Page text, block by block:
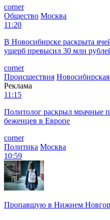
corner
Общество Москва
11:20
В Новосибирске раскрыта
ущерб превысил 30 млн
corner
Происшествия Новосибирская
Реклама
11:15
Политолог раскрыл мрачные
беженцев в Европе
corner
Политика Москва
10:59
Пропавшую в Нижнем